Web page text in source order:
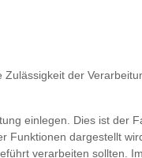
der
einlegen. Dies ist der
Funktionen dargestellt
verarbeiten sollten.